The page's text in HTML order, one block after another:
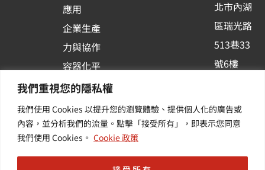
我們重視您的隱私權
我們使用 Cookies 以提升您的瀏覽體驗、提供個人化的廣告或
內容，並分析我們的流量。點擊「接受所有」，即表示您同意
我們使用 Cookies。 Cookie 政策
應用
企業生產
力與協作
容器化平
台應用
q
u
a
r
北市內湖
區瑞光路
513巷33
號6樓
供您最新
產業資訊